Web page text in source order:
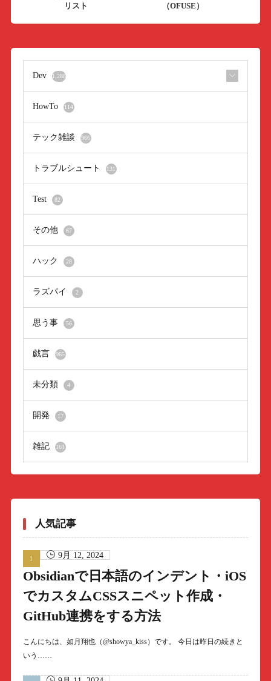
リスト
（OFUSE）
Dev 1,288
HowTo 114
テック雑談 966
トラブルシュート 131
Test 82
その他 67
ハック 28
ラズパイ 2
思う事 56
戯言 965
未分類 4
開発 17
雑記 161
人気記事
9月 12, 2024
Obsidianで日本語のインデント・iOS
でカスタムCSSスニペット作成・
GitHub連携をする方法
こんにちは、如月翔也（@showya_kiss）です。 今日は昨日の続きと
いう……